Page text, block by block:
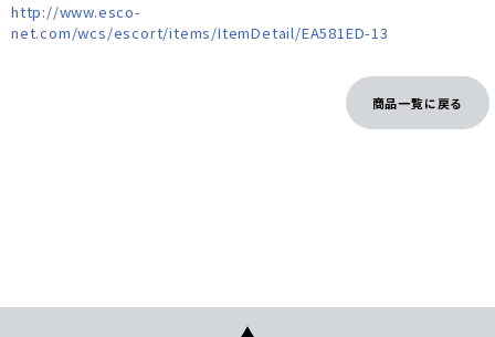
http://www.esco-
net.com/wcs/escort/items/ItemDetail/EA581ED-13
商品一覧に戻る